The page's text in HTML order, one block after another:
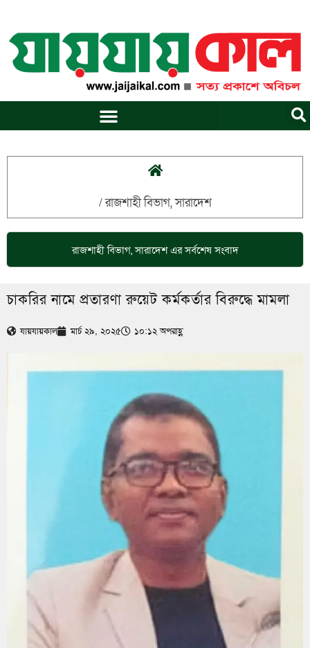
content
/রাজশাহী বিভাগ,সারাদেশ
রাজশাহী বিভাগ,সারাদেশএর সর্বশেষ সংবাদ
চাকরির নামে প্রতারণা রুয়েট কর্মকর্তার বিরুদ্ধে মামলা
যায়যায়কাল মার্চ ২৯, ২০২৫ ১০:১২ অপরাহ্ণ